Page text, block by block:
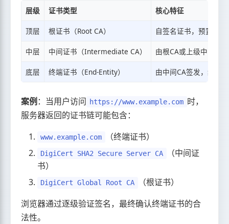
层级 证书类型 核心特征
顶层 根证书（Root CA） 自签名证书，预置在
中层 中间证书（Intermediate CA） 由根CA或上级中间CA
底层 终端证书（End-Entity） 由中间CA签发，绑定
案例 ：当用户访问 https://www.example.com 时，
服务器返回的证书链可能包含：
www.example.com （终端证书）
DigiCert SHA2 Secure Server CA
（中间证
书）
DigiCert Global Root CA
（根证书）
浏览器通过逐级验证签名，最终确认终端证书的合
法性。